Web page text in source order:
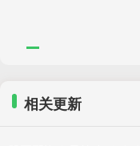
相关更新